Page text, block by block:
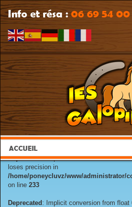
Info et résa : 06 69 54 00
Deprecated: Implicit conversion from float
loses precision in
/home/poneycluvz/www/administrator/
on line 233
Deprecated : Implicit conversion from float